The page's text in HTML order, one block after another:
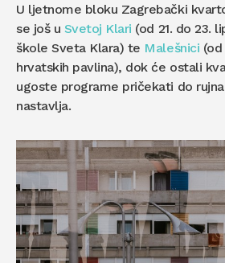
U ljetnome bloku Zagrebački
se još u Svetoj Klari (od 21. do 23.
škole Sveta Klara) te Malešnici
hrvatskih pavlina), dok će ostali
ugoste programe pričekati do
nastavlja.